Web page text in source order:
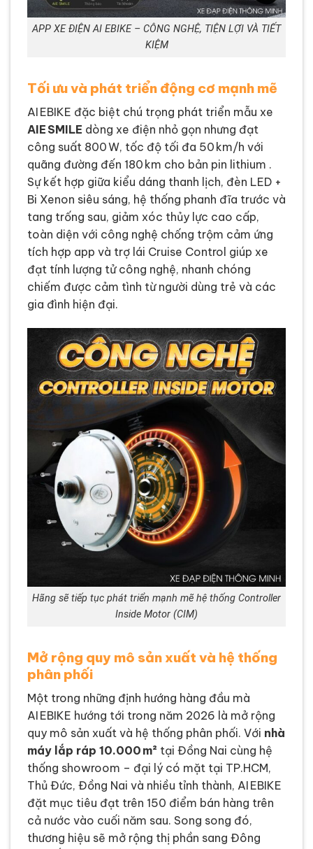
APP XE ĐIỆN AI EBIKE – CÔNG NGHỆ, TIỆN LỢI VÀ TIẾT
KIỆM
Tối ưu và phát triển động cơ mạnh mẽ
AI EBIKE đặc biệt chú trọng phát triển mẫu xe
AIE SMILE dòng xe điện nhỏ gọn nhưng đạt
công suất 800 W, tốc độ tối đa 50 km/h với
quãng đường đến 180 km cho bản pin lithium .
Sự kết hợp giữa kiểu dáng thanh lịch, đèn LED +
Bi Xenon siêu sáng, hệ thống phanh đĩa trước và
tang trống sau, giảm xóc thủy lực cao cấp,
toàn diện với công nghệ chống trộm cảm ứng
tích hợp app và trợ lái Cruise Control giúp xe
đạt tính lượng tử công nghệ, nhanh chóng
chiếm được cảm tình từ người dùng trẻ và các
gia đình hiện đại.
Hãng sẽ tiếp tục phát triển mạnh mẽ hệ thống Controller
Inside Motor (CIM)
Mở rộng quy mô sản xuất và hệ thống
phân phối
Một trong những định hướng hàng đầu mà
AI EBIKE hướng tới trong năm 2026 là mở rộng
quy mô sản xuất và hệ thống phân phối. Với nhà
máy lắp ráp 10.000 m² tại Đồng Nai cùng hệ
thống showroom – đại lý có mặt tại TP.HCM,
Thủ Đức, Đồng Nai và nhiều tỉnh thành, AI EBIKE
đặt mục tiêu đạt trên 150 điểm bán hàng trên
cả nước vào cuối năm sau. Song song đó,
thương hiệu sẽ mở rộng thị phần sang Đông